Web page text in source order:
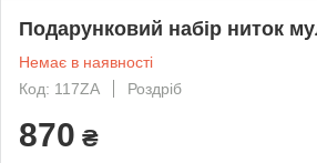
Подарунковий набір ниток
Немає в наявності
Код: 117ZA
Роздріб
870 ₴